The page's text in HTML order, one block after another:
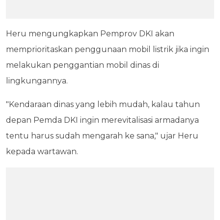
Heru mengungkapkan Pemprov DKI akan
memprioritaskan penggunaan mobil listrik jika ingin
melakukan penggantian mobil dinas di
lingkungannya.
"Kendaraan dinas yang lebih mudah, kalau tahun
depan Pemda DKI ingin merevitalisasi armadanya
tentu harus sudah mengarah ke sana," ujar Heru
kepada wartawan.